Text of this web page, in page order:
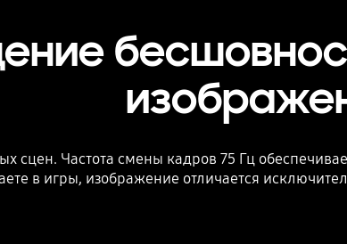
сцен. Частота смены кадров 75 Гц
в игры, изображение отличается